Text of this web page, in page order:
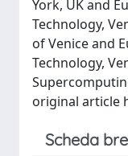
York, UK and
Technology,
of Venice and
Technology,
original article
Scheda